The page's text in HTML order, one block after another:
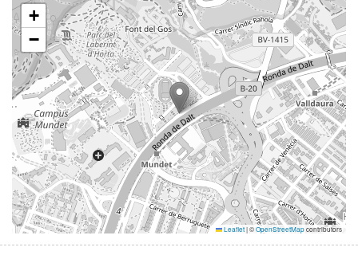
+
−
Leaflet|©OpenStreetMapcontributors